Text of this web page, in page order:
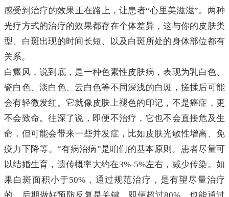
感受到治疗的效果正在路上，让患者“心里美滋滋”。两种
光疗方式的治疗的效果都存在个体差异，这与你的皮肤类
型、白斑出现的时间长短、以及白斑所处的身体部位都有
关系。
白癜风，说到底，是一种色素性皮肤病，表现为乳白色、
瓷白色、淡白色、云白色等不同深浅的白斑，搓揉后可能
会有轻微发红。它就像皮肤上褪色的印记，不是癌症，更
不会致命。往深了说，即便不治疗，它也不会直接危及生
命，但可能会带来一些并发症，比如皮肤光敏性增高、免
疫力下降等。“有病治病”是咱们的基本原则。患者尽量可
以结婚生育，遗传概率大约在3%-5%左右，减少传染。如
果白斑面积小于50%，通过规范治疗，是有望尽量治疗